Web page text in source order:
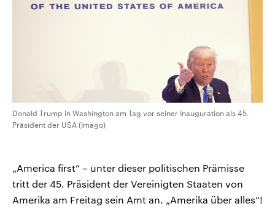
Donald Trump in Washington am Tag vor seiner Inauguration als 45.
Präsident der USA (Imago)
„America first“ – unter dieser politischen Prämisse
tritt der 45. Präsident der Vereinigten Staaten von
Amerika am Freitag sein Amt an. „Amerika über alles“!